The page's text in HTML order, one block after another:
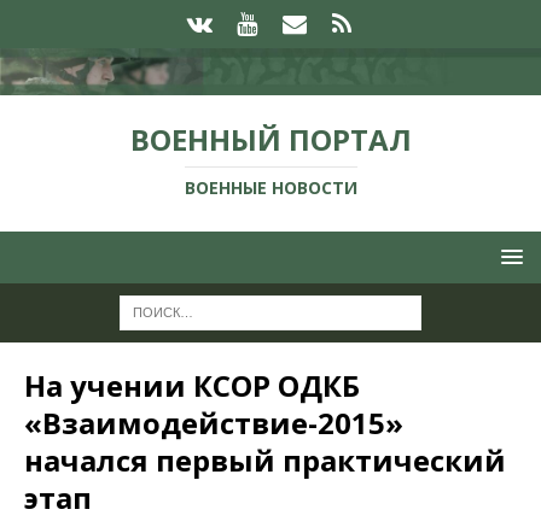
ВОЕННЫЙ ПОРТАЛ
ВОЕННЫЕ НОВОСТИ
На учении КСОР ОДКБ
«Взаимодействие-2015»
начался первый практический
этап